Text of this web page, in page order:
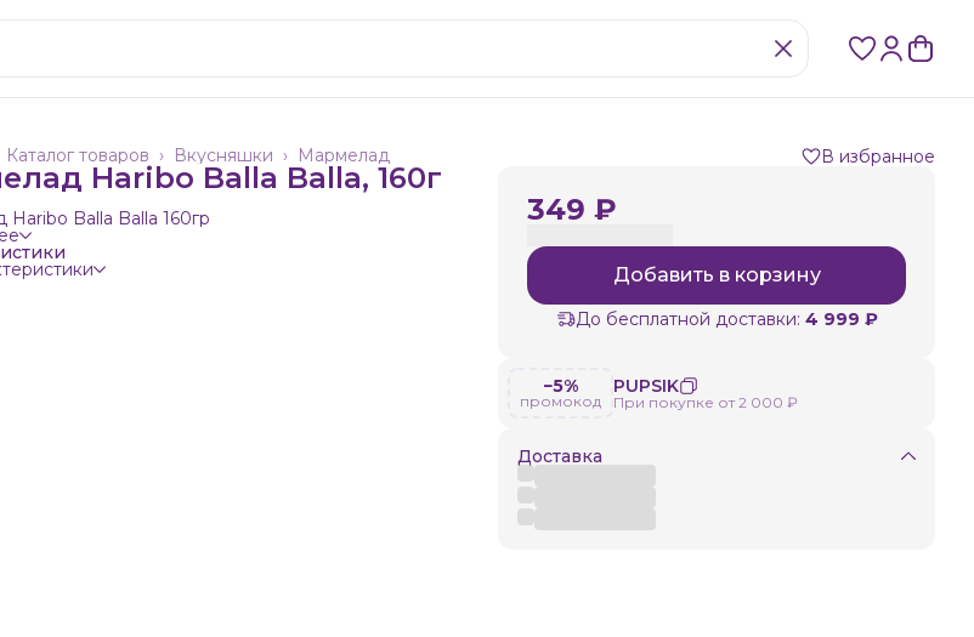
Мармелад
Вкусняшки ›
Каталог товаров ›
Haribo Balla Balla, 160г
Balla Balla 160гр
В избранное
349 ₽
Добавить в корзину
До бесплатной доставки: 4 999 ₽
−5%
промокод
PUPSIK
При покупке от 2 000 ₽
Доставка